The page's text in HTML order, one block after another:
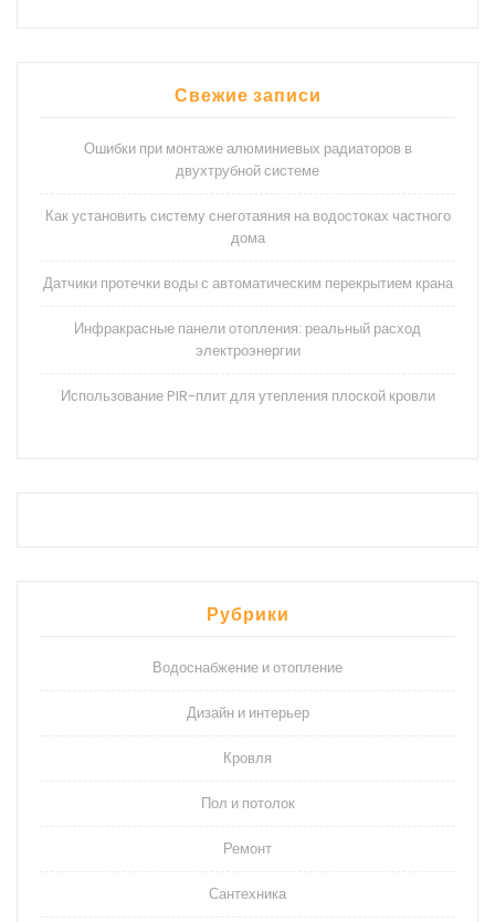
Свежие записи
Ошибки при монтаже алюминиевых радиаторов в
двухтрубной системе
Как установить систему снеготаяния на водостоках частного
дома
Датчики протечки воды с автоматическим перекрытием крана
Инфракрасные панели отопления: реальный расход
электроэнергии
Использование PIR-плит для утепления плоской кровли
Рубрики
Водоснабжение и отопление
Дизайн и интерьер
Кровля
Пол и потолок
Ремонт
Сантехника